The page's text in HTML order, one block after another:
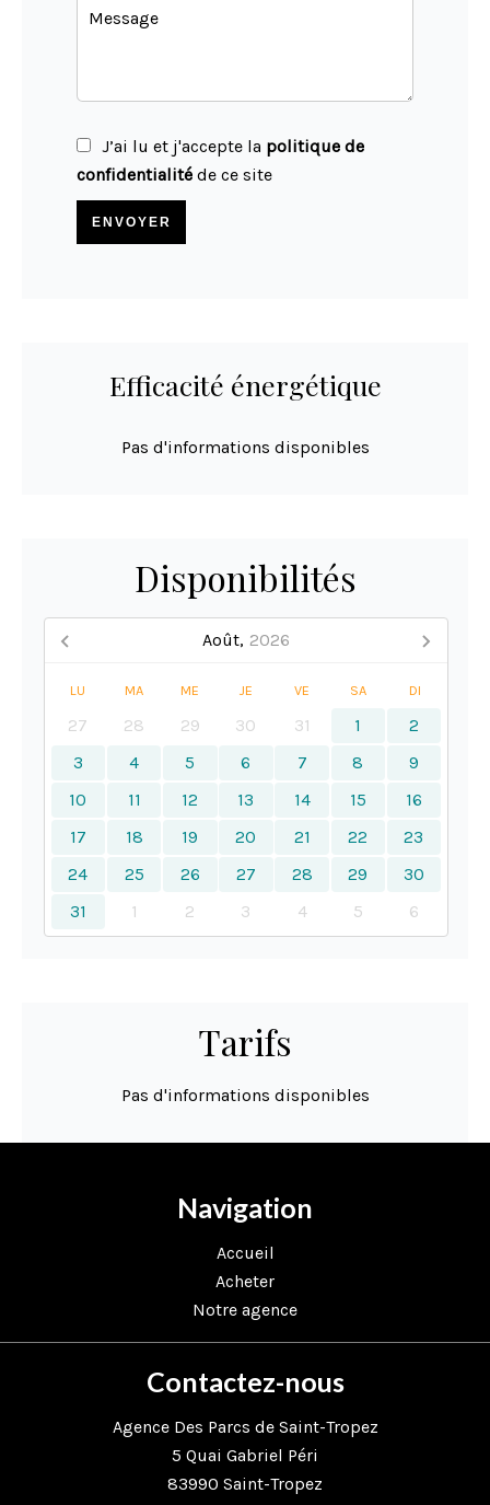
J’ai lu et j'accepte la politique de
confidentialité de ce site
ENVOYER
Efficacité énergétique
Pas d'informations disponibles
Disponibilités
Août, 2026
LU MA ME JE VE SA DI
27 28 29 30 31 1
2
3
4 5 6 7 8
9
10
11 12 13 14 15
16
17
18 19 20 21 22
23
24
25 26 27 28 29
30
31
1 2 3 4 5 6
Tarifs
Pas d'informations disponibles
Navigation
Accueil
Acheter
Notre agence
Contactez-nous
Agence Des Parcs de Saint-Tropez
5 Quai Gabriel Péri
83990 Saint-Tropez